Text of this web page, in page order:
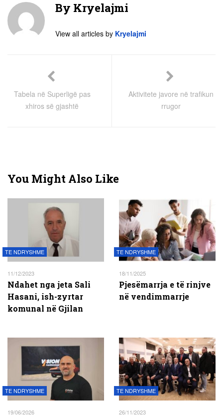
By Kryelajmi
View all articles by Kryelajmi
Tabela në Superligë pas
xhiros së gjashtë
Aktivitete javore në trafikun
rrugor
You Might Also Like
TE NDRYSHME
11/12/2023
Ndahet nga jeta Sali
Hasani, ish-zyrtar
komunal në Gjilan
TE NDRYSHME
18/11/2025
Pjesëmarrja e të rinjve
në vendimmarrje
TE NDRYSHME
19/06/2026
TE NDRYSHME
26/11/2023